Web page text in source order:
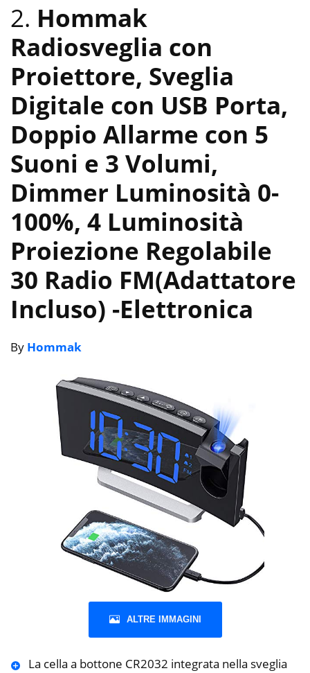
2. Hommak
Radiosveglia con
Proiettore, Sveglia
Digitale con USB Porta,
Doppio Allarme con 5
Suoni e 3 Volumi,
Dimmer Luminosità 0-
100%, 4 Luminosità
Proiezione Regolabile
30 Radio FM(Adattatore
Incluso) -Elettronica
By Hommak
ALTRE IMMAGINI
La cella a bottone CR2032 integrata nella sveglia